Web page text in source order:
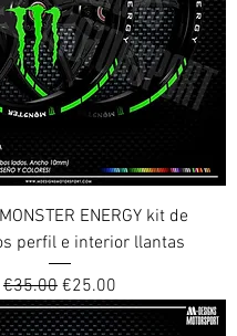
ENERGY kit de
perfil e interior llantas
Regular Price
€35.00 Sale Price
€25.00